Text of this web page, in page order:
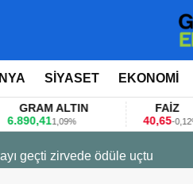
SİYASET EKONOMİ
ALTIN
1,09% -0,12%
geçti zirvede ödüle uçtu